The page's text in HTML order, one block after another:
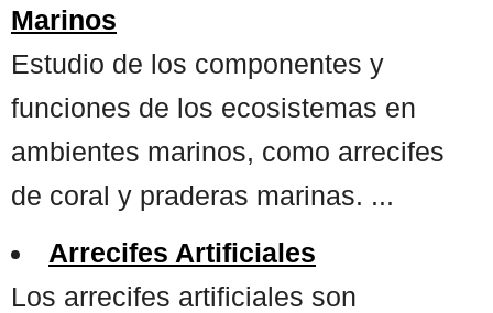
Marinos
Estudio de los componentes y
funciones de los ecosistemas en
ambientes marinos, como arrecifes
de coral y praderas marinas. ...
Arrecifes Artificiales
Los arrecifes artificiales son